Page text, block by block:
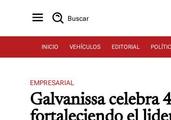
Buscar
INICIO VEHÍCULOS EDITORIAL
EMPRESARIAL
Galvanissa celebra